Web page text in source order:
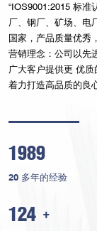
“IOS9001:2015 标准
厂、钢厂、矿场、电
国家，产品质量优秀
营销理念：公司以先
广大客户提供更 优
着力打造高品质的良
1989
20 多年的经验
124 +